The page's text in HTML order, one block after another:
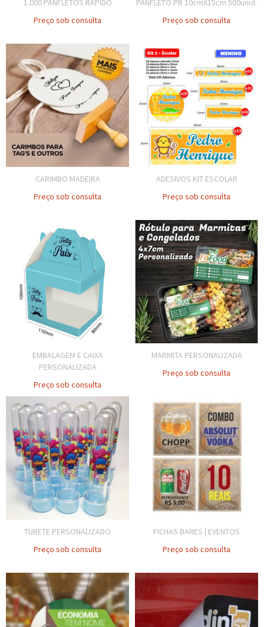
1.000 PANFLETOS RÁPIDO
Preço sob consulta
PANFLETO PB 10cmX15cm 500unid.
Preço sob consulta
CARIMBO MADEIRA
Preço sob consulta
ADESIVOS KIT ESCOLAR
Preço sob consulta
EMBALAGEM E CAIXA
PERSONALIZADA
Preço sob consulta
MARMITA PERSONALIZADA
Preço sob consulta
TUBETE PERSONALIZADO
Preço sob consulta
FICHAS BARES | EVENTOS
Preço sob consulta